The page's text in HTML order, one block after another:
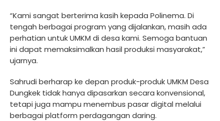
“Kami sangat berterima kasih kepada Polinema. Di
tengah berbagai program yang dijalankan, masih ada
perhatian untuk UMKM di desa kami. Semoga bantuan
ini dapat memaksimalkan hasil produksi masyarakat,”
ujarnya.
Sahrudi berharap ke depan produk-produk UMKM Desa
Dungkek tidak hanya dipasarkan secara konvensional,
tetapi juga mampu menembus pasar digital melalui
berbagai platform perdagangan daring.